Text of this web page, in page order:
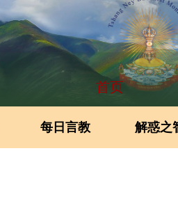
首页
每日言教 解惑之